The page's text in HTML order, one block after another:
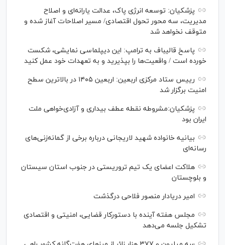
پزشکیان: توسعه انرژی پاک، عدالت یارانه‌ای و اصلاح
مدیریت، سه محور تحول اقتصادی/ مسیر اصلاحات آغاز شده و
متوقف نخواهد شد
پاسخ قالیباف به ترامپ: این دیپلماسی نمایشی، شکست
خورده است / واقعیت‌ها را بپذیرید و به تعهدات خود عمل کنید
رییس ستاد مرکزی اربعین: اربعین ۱۴۰۵ در بالاترین سطح
امنیت برگزار شد
پزشکیان:مشروطه نقطه عطف بیداری و آزادی‌خواهی ملت
ایران بود
بیانیه خانواده شهید لاریجانی درباره برخی از گمانه‌زنی‌های
رسانه‌ای
هلاکت اعضای یک تیم تروریستی در جنوب استان سیستان
و بلوچستان
امیر دریادار منصور فلاحی درگذشت
مجلس هفته آینده با دستورکار قضایی، امنیتی و اقتصادی
تشکیل جلسه می‌دهد